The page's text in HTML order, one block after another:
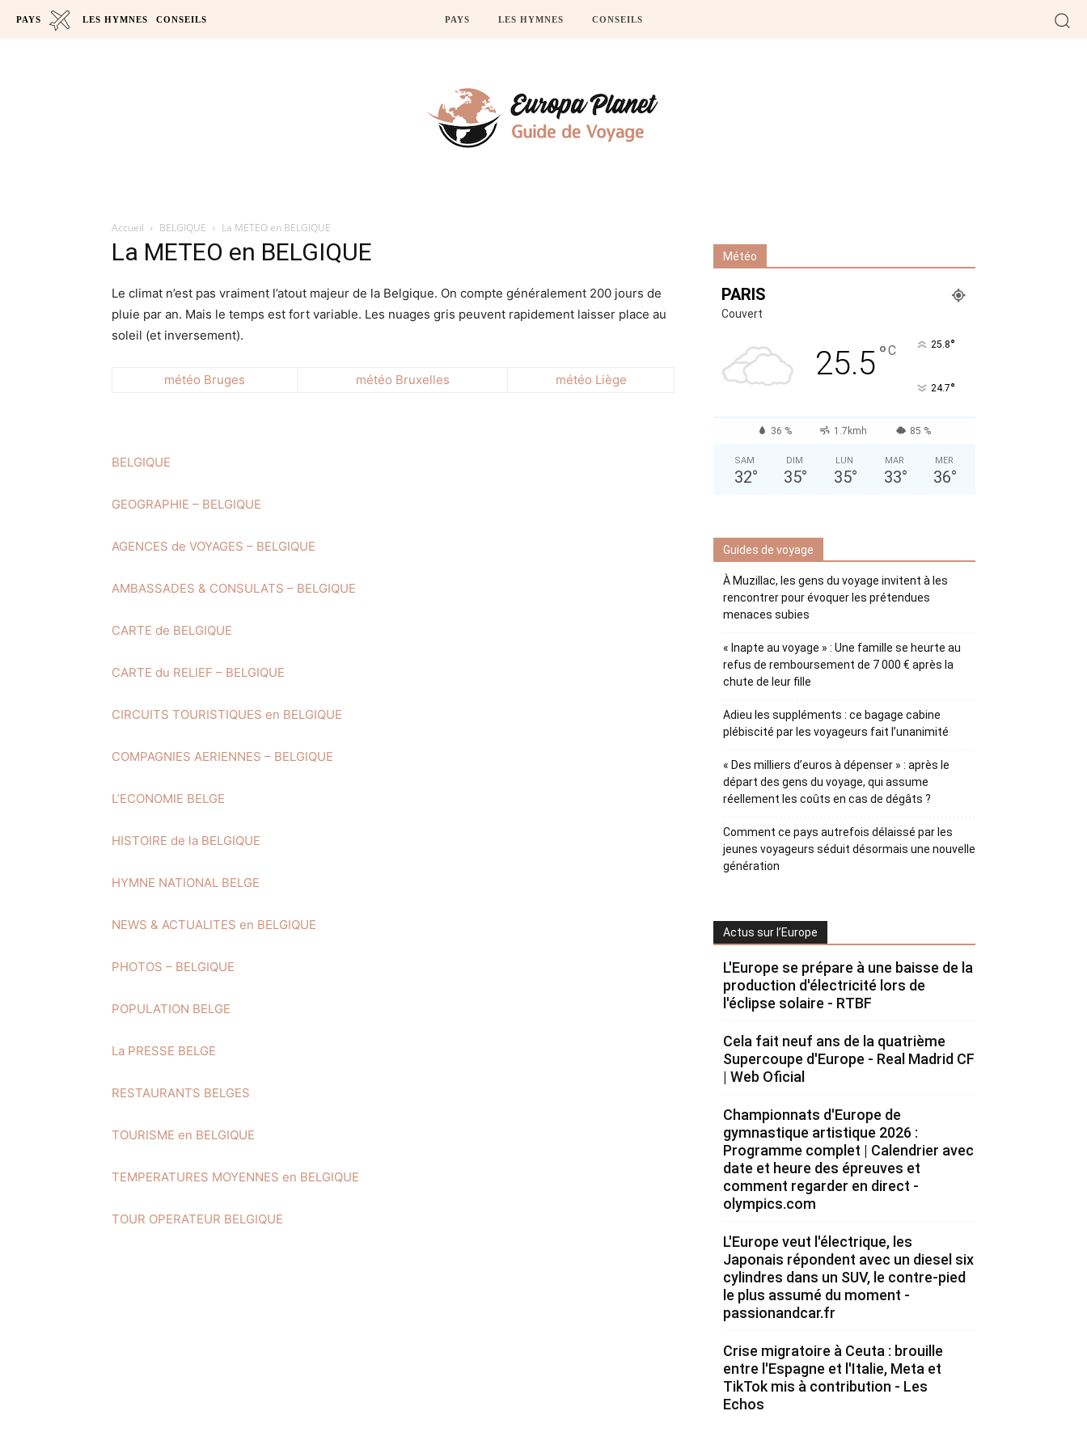
PAYS LES HYMNES CONSEILS PAYS LES HYMNES CONSEILS
Accueil BELGIQUE La METEO en BELGIQUE
La METEO en BELGIQUE
Le climat n’est pas vraiment l’atout majeur de la Belgique. On compte généralement 200 jours de
pluie par an. Mais le temps est fort variable. Les nuages gris peuvent rapidement laisser place au
soleil (et inversement).
météo Bruges météo Bruxelles météo Liège
BELGIQUE
GEOGRAPHIE – BELGIQUE
AGENCES de VOYAGES – BELGIQUE
AMBASSADES & CONSULATS – BELGIQUE
CARTE de BELGIQUE
CARTE du RELIEF – BELGIQUE
CIRCUITS TOURISTIQUES en BELGIQUE
COMPAGNIES AERIENNES – BELGIQUE
L’ECONOMIE BELGE
HISTOIRE de la BELGIQUE
HYMNE NATIONAL BELGE
NEWS & ACTUALITES en BELGIQUE
PHOTOS – BELGIQUE
POPULATION BELGE
La PRESSE BELGE
RESTAURANTS BELGES
TOURISME en BELGIQUE
TEMPERATURES MOYENNES en BELGIQUE
TOUR OPERATEUR BELGIQUE
Météo
PARIS
Couvert
25.5°C 25.8°
24.7°
36 % 1.7kmh 85 %
SAM
32°
DIM
35°
LUN
35°
MAR
33°
MER
36°
Guides de voyage
À Muzillac, les gens du voyage invitent à les
rencontrer pour évoquer les prétendues
menaces subies
« Inapte au voyage » : Une famille se heurte au
refus de remboursement de 7 000 € après la
chute de leur fille
Adieu les suppléments : ce bagage cabine
plébiscité par les voyageurs fait l’unanimité
« Des milliers d’euros à dépenser » : après le
départ des gens du voyage, qui assume
réellement les coûts en cas de dégâts ?
Comment ce pays autrefois délaissé par les
jeunes voyageurs séduit désormais une nouvelle
génération
Actus sur l’Europe
L'Europe se prépare à une baisse de la
production d'électricité lors de
l'éclipse solaire - RTBF
Cela fait neuf ans de la quatrième
Supercoupe d'Europe - Real Madrid CF
| Web Oficial
Championnats d'Europe de
gymnastique artistique 2026 :
Programme complet | Calendrier avec
date et heure des épreuves et
comment regarder en direct -
olympics.com
L'Europe veut l'électrique, les
Japonais répondent avec un diesel six
cylindres dans un SUV, le contre-pied
le plus assumé du moment -
passionandcar.fr
Crise migratoire à Ceuta : brouille
entre l'Espagne et l'Italie, Meta et
TikTok mis à contribution - Les
Echos